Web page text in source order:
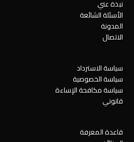
نبذة عني
الأسئلة الشائعة
المدونة
الاتصال
سياسة الاسترداد
سياسة الخصوصية
سياسة مكافحة الإساءة
قانوني
قاعدة المعرفة